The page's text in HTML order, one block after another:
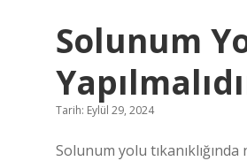
Solunum
Tarih: Eylül 29, 2024
Solunum yolu